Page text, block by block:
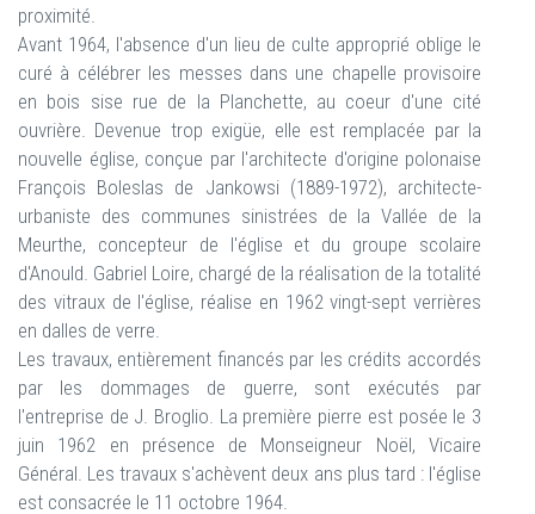
proximité.
Avant 1964, l'absence d'un lieu de culte approprié oblige le
curé à célébrer les messes dans une chapelle provisoire
en bois sise rue de la Planchette, au coeur d'une cité
ouvrière. Devenue trop exigüe, elle est remplacée par la
nouvelle église, conçue par l'architecte d'origine polonaise
François Boleslas de Jankowsi (1889-1972), architecte-
urbaniste des communes sinistrées de la Vallée de la
Meurthe, concepteur de l'église et du groupe scolaire
d'Anould. Gabriel Loire, chargé de la réalisation de la totalité
des vitraux de l'église, réalise en 1962 vingt-sept verrières
en dalles de verre.
Les travaux, entièrement financés par les crédits accordés
par les dommages de guerre, sont exécutés par
l'entreprise de J. Broglio. La première pierre est posée le 3
juin 1962 en présence de Monseigneur Noël, Vicaire
Général. Les travaux s'achèvent deux ans plus tard : l'église
est consacrée le 11 octobre 1964.